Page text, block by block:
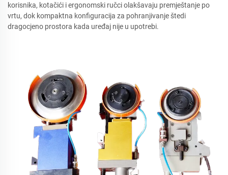
korisnika, kotačići i ergonomski ručci olakšavaju premještanje po
vrtu, dok kompaktna konfiguracija za pohranjivanje štedi
dragocjeno prostora kada uređaj nije u upotrebi.